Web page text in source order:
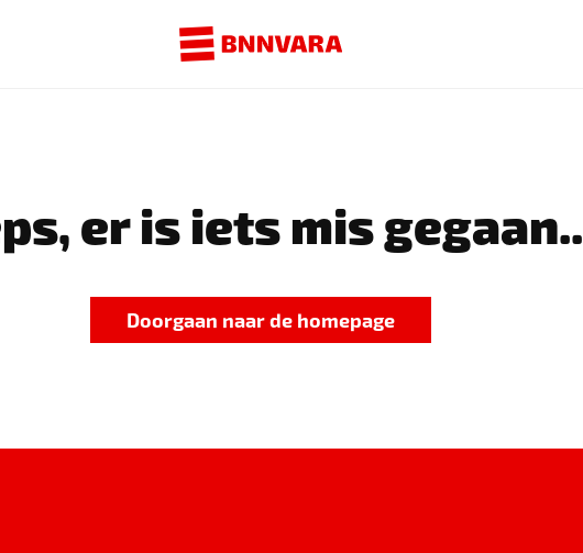
er is iets mis gegaan..
Doorgaan naar de homepage